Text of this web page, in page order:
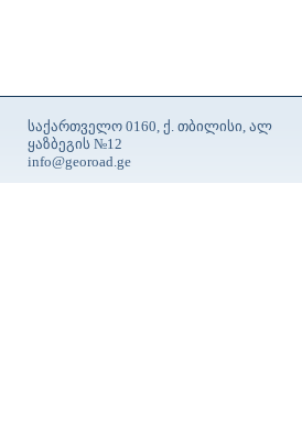
საქართველო 0160, ქ. თბილისი, ალ
ყაზბეგის №12
info@georoad.ge